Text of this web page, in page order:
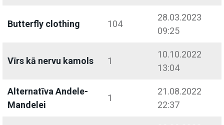
Butterfly clothing 104
28.03.2023
09:25
Vīrs kā nervu kamols 1
10.10.2022
13:04
Alternatīva Andele-
Mandelei
1
21.08.2022
22:37